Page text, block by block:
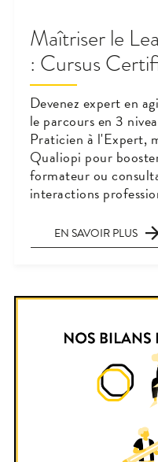
Maîtriser le
: Cursus
Devenez expert en
le parcours en 3
Praticien à l'Expert,
Qualiopi pour
formateur ou
interactions
EN SAVOIR PLUS